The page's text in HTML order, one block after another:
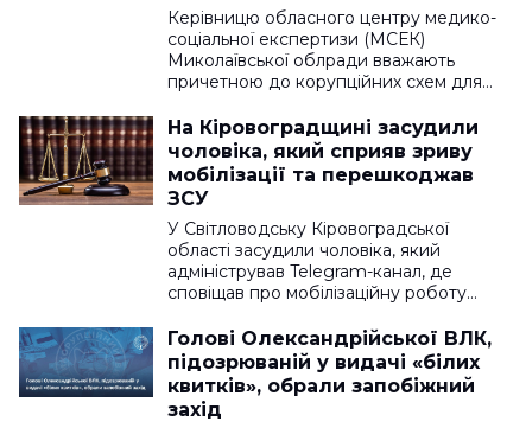
Керівницю обласного центру медико-
соціальної експертизи (МСЕК)
Миколаївської облради вважають
причетною до корупційних схем для…
На Кіровоградщині засудили
чоловіка, який сприяв зриву
мобілізації та перешкоджав
ЗСУ
У Світловодську Кіровоградської
області засудили чоловіка, який
адміністрував Telegram-канал, де
сповіщав про мобілізаційну роботу…
Голові Олександрійської ВЛК,
підозрюваній у видачі «білих
квитків», обрали запобіжний
захід